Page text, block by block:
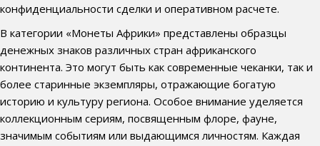
конфиденциальности сделки и оперативном расчете.
В категории «Монеты Африки» представлены образцы
денежных знаков различных стран африканского
континента. Это могут быть как современные чеканки, так и
более старинные экземпляры, отражающие богатую
историю и культуру региона. Особое внимание уделяется
коллекционным сериям, посвященным флоре, фауне,
значимым событиям или выдающимся личностям. Каждая